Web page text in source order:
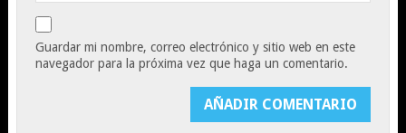
Guardar mi nombre, correo electrónico y sitio web en este
navegador para la próxima vez que haga un comentario.